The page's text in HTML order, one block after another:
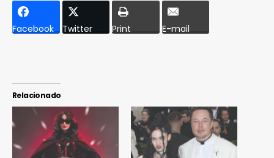
Facebook Twitter Print E-mail
Relacionado